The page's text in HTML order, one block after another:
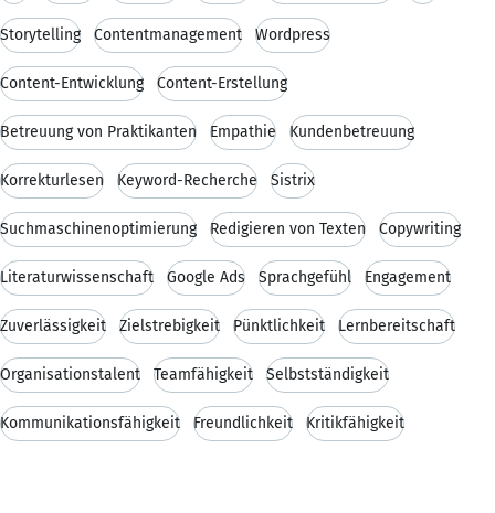
Storytelling Contentmanagement Wordpress
Content-Entwicklung Content-Erstellung
Betreuung von Praktikanten Empathie Kundenbetreuung
Korrekturlesen Keyword-Recherche Sistrix
Suchmaschinenoptimierung Redigieren von Texten Copywriting
Literaturwissenschaft Google Ads Sprachgefühl Engagement
Zuverlässigkeit Zielstrebigkeit Pünktlichkeit Lernbereitschaft
Organisationstalent Teamfähigkeit Selbstständigkeit
Kommunikationsfähigkeit Freundlichkeit Kritikfähigkeit